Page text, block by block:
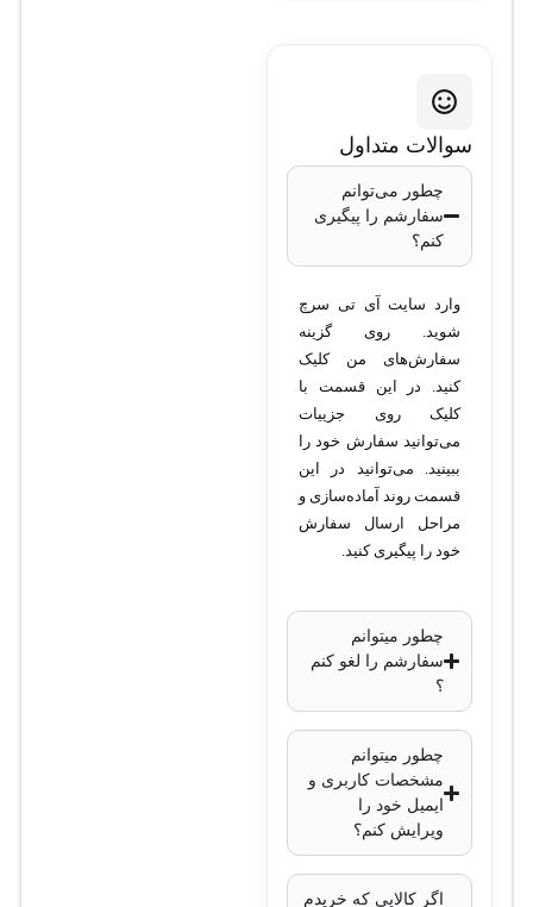
شبکه یالینک
مدل W53P
مشخصات
مدل:
نوع تلفن:بی‌سیم
تحت شبکه (DECT
IP Phone)
پشتیبانی از پروتکل
SIP:
بله، تا 8 اکانت
SIP
همزمان
صفحه نمایش:
نوع نمایشگر:
اینچی
پورت‌ها و
سوالات متداول
چطور می‌توانم
سفارشم را پیگیری
کنم؟
وارد سایت آی تی سرچ
شوید. روی گزینه
سفارش‌های من کلیک
کنید. در این قسمت با
کلیک روی جزییات
می‌توانید سفارش خود را
ببینید. می‌توانید در این
قسمت روند آماده‌سازی و
مراحل ارسال سفارش
خود را پیگیری کنید.
چطور میتوانم
سفارشم را لغو کنم
؟
چطور میتوانم
مشخصات کاربری و
ایمیل خود را
ویرایش کنم؟
اگر کالایی که خریدم